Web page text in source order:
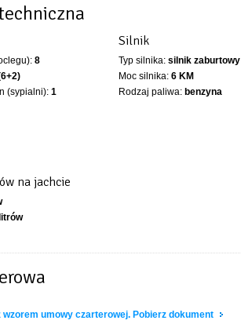
8
(sypialni): 1
Silnik
Typ silnika: silnik zaburtowy
Moc silnika: 6 KM
Rodzaj paliwa: benzyna
na jachcie
wzorem umowy czarterowej. Pobierz dokument